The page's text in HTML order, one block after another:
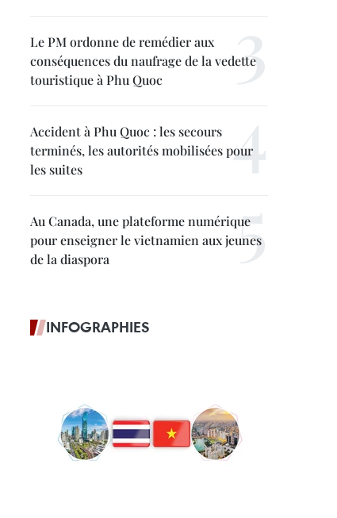
Le PM ordonne de remédier aux
conséquences du naufrage de la vedette
touristique à Phu Quoc
Accident à Phu Quoc : les secours
terminés, les autorités mobilisées pour
les suites
Au Canada, une plateforme numérique
pour enseigner le vietnamien aux jeunes
de la diaspora
INFOGRAPHIES